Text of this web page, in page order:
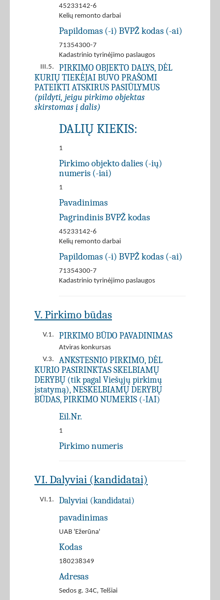
45233142-6
Kelių remonto darbai
Papildomas (-i) BVPŽ kodas (-ai)
71354300-7
Kadastrinio tyrinėjimo paslaugos
III.5.
PIRKIMO OBJEKTO DALYS, DĖL
KURIŲ TIEKĖJAI BUVO PRAŠOMI
PATEIKTI ATSKIRUS PASIŪLYMUS
(pildyti, jeigu pirkimo objektas
skirstomas į dalis)
DALIŲ KIEKIS:
1
Pirkimo objekto dalies (-ių)
numeris (-iai)
1
Pavadinimas
Pagrindinis BVPŽ kodas
45233142-6
Kelių remonto darbai
Papildomas (-i) BVPŽ kodas (-ai)
71354300-7
Kadastrinio tyrinėjimo paslaugos
V. Pirkimo būdas
V.1. PIRKIMO BŪDO PAVADINIMAS
Atviras konkursas
V.3.
ANKSTESNIO PIRKIMO, DĖL
KURIO PASIRINKTAS SKELBIAMŲ
DERYBŲ (tik pagal Viešųjų pirkimų
įstatymą), NESKELBIAMŲ DERYBŲ
BŪDAS, PIRKIMO NUMERIS (-IAI)
Eil.Nr.
1
Pirkimo numeris
VI. Dalyviai (kandidatai)
VI.1. Dalyviai (kandidatai)
pavadinimas
UAB 'Ežerūna'
Kodas
180238349
Adresas
Sedos g. 34C, Telšiai